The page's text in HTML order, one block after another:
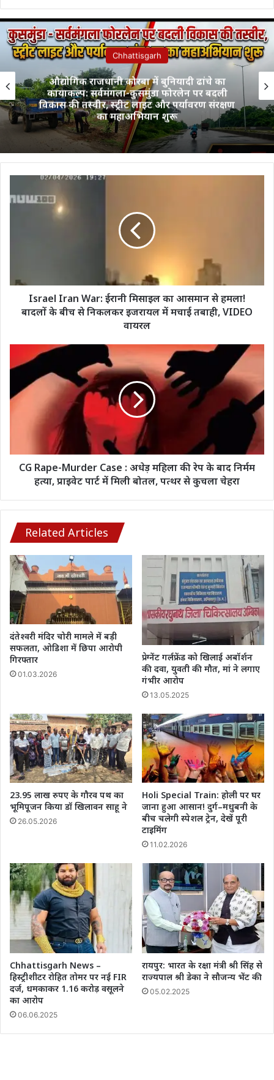
Chhattisgarh
औद्योगिक राजधानी कोरबा में बुनियादी ढांचे का
कायाकल्प: सर्वमंगला-कुसमुंडा फोरलेन पर बदली
विकास की तस्वीर, स्ट्रीट लाइट और पर्यावरण संरक्षण
का महाअभियान शुरू
Iran
War:
हमला!
इजरायल
मचाई
तबाही,
Israel Iran War: ईरानी मिसाइल का आसमान से हमला!
बादलों के बीच से निकलकर इजरायल में मचाई तबाही, VIDEO
वायरल
Rape-
Murder
Case
:
रेप
पार्ट
में
मिली
बोतल,
पत्थर
से
कुचला
चेहरा
CG Rape-Murder Case : अधेड़ महिला की रेप के बाद निर्मम
हत्या, प्राइवेट पार्ट में मिली बोतल, पत्थर से कुचला चेहरा
Related Articles
दंतेश्वरी मंदिर चोरी मामले में बड़ी
सफलता, ओडिशा में छिपा आरोपी
गिरफ्तार
01.03.2026
प्रेग्नेंट गर्लफ्रेंड को खिलाई अबॉर्शन
की दवा, युवती की मौत, मां ने लगाए
गंभीर आरोप
13.05.2025
23.95 लाख रुपए के गौरव पथ का
भूमिपूजन किया डॉ खिलावन साहू ने
26.05.2026
Holi Special Train: होली पर घर
जाना हुआ आसान! दुर्ग–मधुबनी के
बीच चलेगी स्पेशल ट्रेन, देखें पूरी
टाइमिंग
11.02.2026
Chhattisgarh News –
हिस्ट्रीशीटर रोहित तोमर पर नई FIR
दर्ज, धमकाकर 1.16 करोड़ वसूलने
का आरोप
06.06.2025
रायपुर: भारत के रक्षा मंत्री श्री सिंह से
राज्यपाल श्री डेका ने सौजन्य भेंट की
05.02.2025